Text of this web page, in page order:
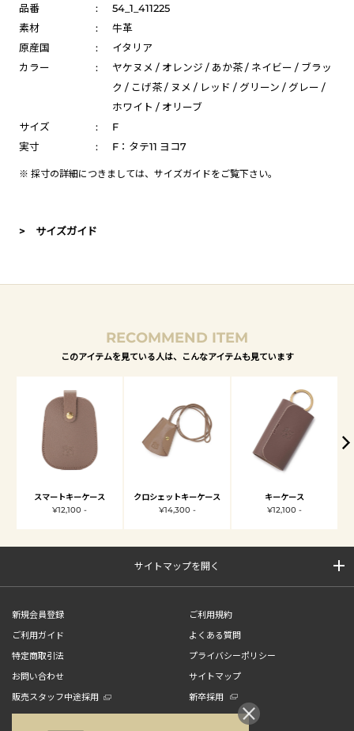
品番 :
54_1_411225
素材
:
牛革
原産国
:
イタリア
カラー
:
ヤケヌメ / オレンジ / あか茶 / ネイビー / ブラッ
ク / こげ茶 / ヌメ / レッド / グリーン / グレー /
ホワイト / オリーブ
サイズ
:
F
実寸
: F：タテ11 ヨコ7
※ 採寸の詳細につきましては、 サイズガイドをご覧下さい。
> サイズガイド
RECOMMEND ITEM
このアイテムを見ている人は、こんなアイテムも見ています
スマートキーケース
¥12,100 -
クロシェットキーケース
¥14,300 -
キーケース
¥12,100 -
サイトマップを開く
新規会員登録
ご利用規約
ご利用ガイド
よくある質問
特定商取引法
プライバシーポリシー
お問い合わせ
サイトマップ
販売スタッフ中途採用
新卒採用